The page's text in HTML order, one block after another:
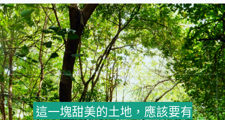
這一塊甜美的土地，應該要有